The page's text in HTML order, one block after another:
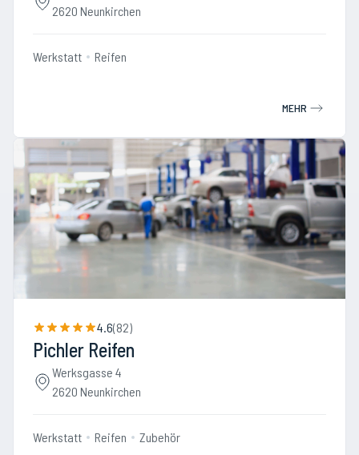
2620 Neunkirchen
Werkstatt Reifen
MEHR
4.6(82)
Pichler Reifen
Werksgasse 4
2620 Neunkirchen
Werkstatt Reifen Zubehör